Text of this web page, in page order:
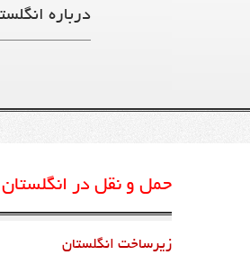
درباره
حمل و نقل در انگلستان
زیرساخت انگلستان